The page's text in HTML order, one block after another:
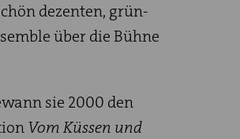
dezenten, grün-
über die Bühne
sie 2000 den
Vom Küssen und